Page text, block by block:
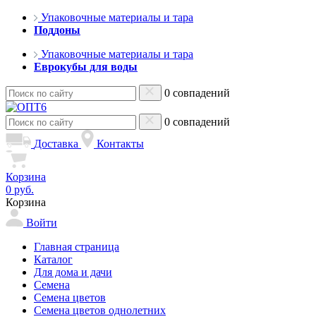
Упаковочные материалы и тара
Поддоны
Упаковочные материалы и тара
Еврокубы для воды
0 совпадений
0 совпадений
Доставка
Контакты
Корзина
0 руб.
Корзина
Войти
Главная страница
Каталог
Для дома и дачи
Семена
Семена цветов
Семена цветов однолетних